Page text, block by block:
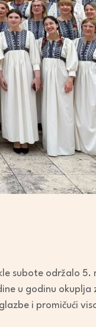
subote održalo 5.
u godinu okuplja
i promičući